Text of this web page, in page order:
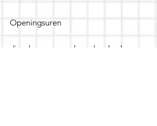
Openingsuren
dinsdag - woensdag- donderdag: